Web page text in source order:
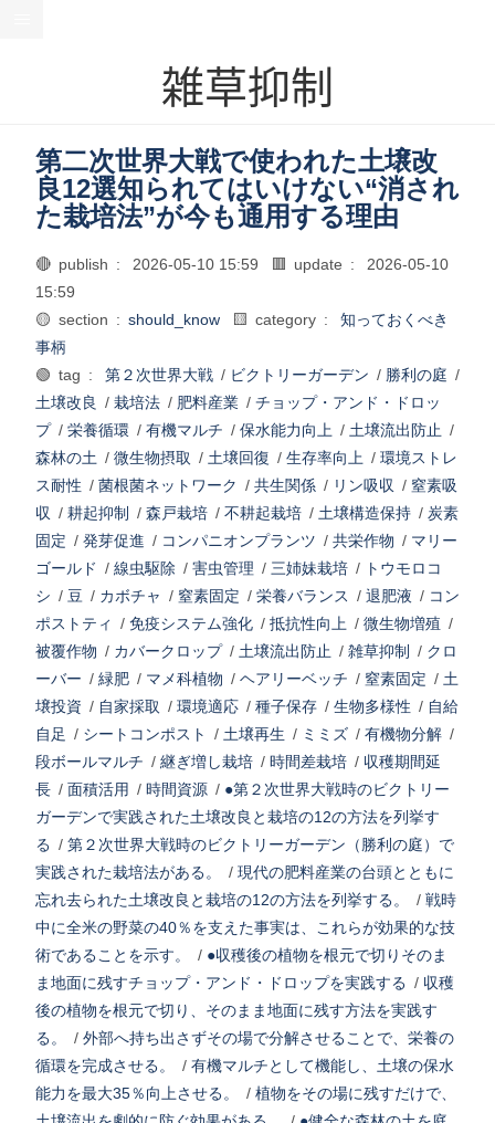
雑草抑制
第二次世界大戦で使われた土壌改
良12選知られてはいけない“消され
た栽培法”が今も通用する理由
🔴 publish : 2026-05-10 15:59 🟥 update :
2026-05-10
15:59
🟡 section : should_know 🟨 category :
知っておくべき
事柄
🟢 tag :
第２次世界大戦 / ビクトリーガーデン / 勝利の庭 /
土壌改良 / 栽培法 / 肥料産業 / チョップ・アンド・ドロッ
プ/ 栄養循環 / 有機マルチ / 保水能力向上 / 土壌流出防止 /
森林の土 / 微生物摂取 / 土壌回復 / 生存率向上 / 環境ストレ
ス耐性 / 菌根菌ネットワーク / 共生関係 / リン吸収 / 窒素吸
収 / 耕起抑制 / 森戸栽培 / 不耕起栽培 / 土壌構造保持 / 炭素
固定 / 発芽促進 / コンパニオンプランツ / 共栄作物 / マリー
ゴールド / 線虫駆除 / 害虫管理 / 三姉妹栽培 / トウモロコ
シ / 豆 / カボチャ / 窒素固定 / 栄養バランス / 退肥液 / コン
ポストティ
/ 免疫システム強化 / 抵抗性向上 / 微生物増殖 /
被覆作物 / カバークロップ/ 土壌流出防止 / 雑草抑制 / クロ
ーバー / 緑肥 / マメ科植物 / ヘアリーベッチ / 窒素固定 / 土
壌投資 / 自家採取 / 環境適応 / 種子保存 / 生物多様性 / 自給
自足 / シートコンポスト / 土壌再生 / ミミズ / 有機物分解 /
段ボールマルチ / 継ぎ増し栽培 / 時間差栽培 / 収穫期間延
長 / 面積活用 / 時間資源 / ●第２次世界大戦時のビクトリー
ガーデンで実践された土壌改良と栽培の12の方法を列挙す
る / 第２次世界大戦時のビクトリーガーデン（勝利の庭）で
実践された栽培法がある。
/ 現代の肥料産業の台頭とともに
忘れ去られた土壌改良と栽培の12の方法を列挙する。
/ 戦時
中に全米の野菜の40％を支えた事実は、これらが効果的な技
術であることを示す。
/ ●収穫後の植物を根元で切りそのま
ま地面に残すチョップ・アンド・ドロップを実践する / 収穫
後の植物を根元で切り、そのまま地面に残す方法を実践す
る。
/ 外部へ持ち出さずその場で分解させることで、栄養の
循環を完成させる。
/ 有機マルチとして機能し、土壌の保水
能力を最大35％向上させる。
/ 植物をその場に残すだけで、